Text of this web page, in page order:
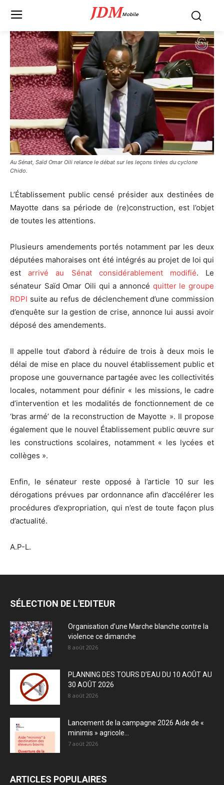
JDMMobile
Au Sénat, Saïd Omar Oili relance le débat sur les leçons tirées du cyclone
Chido.
L’Établissement public censé présider aux destinées de
Mayotte dans sa période de (re)construction, est l’objet
de toutes les attentions.
Plusieurs amendements portés notamment par les deux
députées mahoraises ont été intégrés au projet de loi qui
estarrivé au Sénat considérablement modifié. Le
sénateur Saïd Omar Oili qui a annoncé quitter le groupe
RDPI suite au refus de déclenchement d’une commission
d’enquête sur la gestion de crise, annonce lui aussi avoir
déposé des amendements.
Il appelle tout d’abord à réduire de trois à deux mois le
délai de mise en place du nouvel établissement public et
propose une gouvernance partagée avec les collectivités
locales, notamment pour définir « les missions, le cadre
d’intervention et les modalités de fonctionnement de ce
‘bras armé’ de la reconstruction de Mayotte ». Il propose
également que le nouvel Établissement public œuvre sur
les constructions scolaires, notamment « les lycées et
collèges ».
Enfin, le sénateur reste opposé à l’article 10 sur les
dérogations prévues par ordonnance afin d’accélérer les
procédures d’expropriation, qui n’est de toute façon plus
d’actualité.
A.P-L.
SÉLECTION DE L'EDITEUR
Organisation d’une Marche blanche contre la
violence ce dimanche
8 août 2026
PLANNING DES TOURS D’EAU DU 10 AOÛT AU
30 AOÛT 2026
8 août 2026
Lancement de la campagne 2026 Aide de «
minimis » agricole...
7 août 2026
ARTICLES POPULAIRES